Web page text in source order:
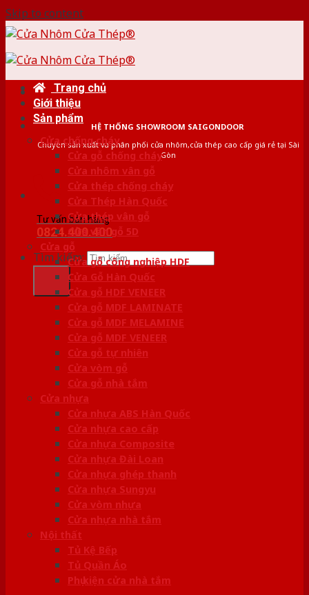
Skip to content
HỆ THỐNG SHOWROOM SAIGONDOOR
Chuyên sản xuất và phân phối cửa nhôm,cửa thép cao cấp giá rẻ tại Sài
Gòn
Tư vấn bán hàng
0824.400.400
Tìm kiếm:
Trang chủ
Giới thiệu
Sản phẩm
Cửa chống cháy
Cửa gỗ chống cháy
Cửa nhôm vân gỗ
Cửa thép chống cháy
Cửa Thép Hàn Quốc
Cửa thép vân gỗ
Cửa vân gỗ 5D
Cửa gỗ
Cửa gỗ công nghiệp HDF
Cửa Gỗ Hàn Quốc
Cửa gỗ HDF VENEER
Cửa gỗ MDF LAMINATE
Cửa gỗ MDF MELAMINE
Cửa gỗ MDF VENEER
Cửa gỗ tự nhiên
Cửa vòm gỗ
Cửa gỗ nhà tắm
Cửa nhựa
Cửa nhựa ABS Hàn Quốc
Cửa nhựa cao cấp
Cửa nhựa Composite
Cửa nhựa Đài Loan
Cửa nhựa ghép thanh
Cửa nhựa Sungyu
Cửa vòm nhựa
Cửa nhựa nhà tắm
Nội thất
Tủ Kệ Bếp
Tủ Quần Áo
Phụ kiện cửa nhà tắm